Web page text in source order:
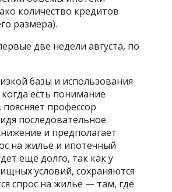
количество кредитов
размера).
две недели августа, по
базы и использования
есть понимание
профессор
последовательное
и предполагает
на жилье и ипотечный
еще долго, так как у
условий, сохраняются
спрос на жилье — там, где